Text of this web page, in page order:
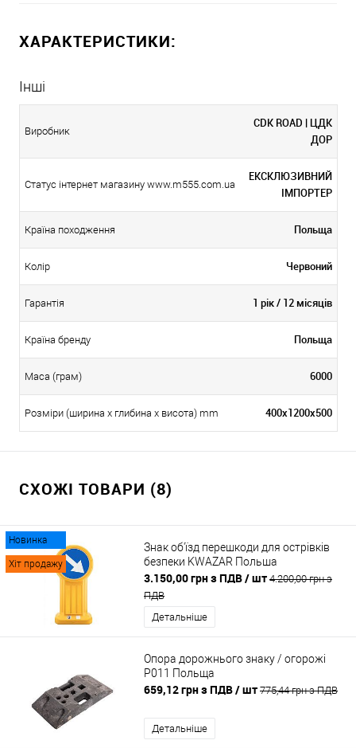
ХАРАКТЕРИСТИКИ:
Інші
Виробник
CDK ROAD | ЦДК
ДОР
Статус інтернет магазину www.m555.com.ua
ЕКСКЛЮЗИВНИЙ
ІМПОРТЕР
Країна походження Польща
Колір Червоний
Гарантія 1 рік / 12 місяців
Країна бренду Польща
Маса (грам) 6000
Розміри (ширина х глибина х висота) mm 400x1200x500
СХОЖІ ТОВАРИ (8)
Новинка
Хіт продажу
Знак об'їзд перешкоди для острівків
безпеки KWAZAR Польша
3.150,00 грн з ПДВ/ шт 4.200,00 грн з
ПДВ
Детальніше
Опора дорожнього знаку / огорожі
P011 Польща
659,12 грн з ПДВ/ шт 775,44 грн з ПДВ
Детальніше